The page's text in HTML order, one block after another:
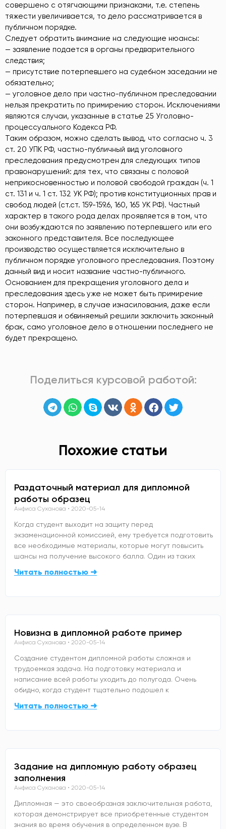
совершено с отягчающими признаками, т.е. степень
тяжести увеличивается, то дело рассматривается в
публичном порядке.
Следует обратить внимание на следующие нюансы:
— заявление подается в органы предварительного
следствия;
— присутствие потерпевшего на судебном заседании не
обязательно;
— уголовное дело при частно-публичном преследовании
нельзя прекратить по примирению сторон. Исключениями
являются случаи, указанные в статье 25 Уголовно-
процессуального Кодекса РФ.
Таким образом, можно сделать вывод, что согласно ч. 3
ст. 20 УПК РФ, частно-публичный вид уголовного
преследования предусмотрен для следующих типов
правонарушений: для тех, что связаны с половой
неприкосновенностью и половой свободой граждан (ч. 1
ст. 131 и ч. 1 ст. 132 УК РФ); против конституционных прав и
свобод людей (ст.ст. 159-159.6, 160, 165 УК РФ). Частный
характер в такого рода делах проявляется в том, что
они возбуждаются по заявлению потерпевшего или его
законного представителя. Все последующее
производство осуществляется исключительно в
публичном порядке уголовного преследования. Поэтому
данный вид и носит название частно-публичного.
Основанием для прекращения уголовного дела и
преследования здесь уже не может быть примирение
сторон. Например, в случае изнасилования, даже если
потерпевшая и обвиняемый решили заключить законный
брак, само уголовное дело в отношении последнего не
будет прекращено.
Поделиться курсовой работой:
Похожие статьи
Раздаточный материал для дипломной
работы образец
Анфиса Суханова 2020-05-14
Когда студент выходит на защиту перед
экзаменационной комиссией, ему требуется подготовить
все необходимые материалы, которые могут повысить
шансы на получение высокого балла. Один из таких
Читать полностью ➜
Новизна в дипломной работе пример
Анфиса Суханова 2020-05-14
Создание студентом дипломной работы сложная и
трудоемкая задача. На подготовку материала и
написание всей работы уходить до полугода. Очень
обидно, когда студент тщательно подошел к
Читать полностью ➜
Задание на дипломную работу образец
заполнения
Анфиса Суханова 2020-05-14
Дипломная — это своеобразная заключительная работа,
которая демонстрирует все приобретенные студентом
знания во время обучения в определенном вузе. В